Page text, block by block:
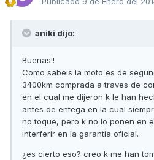
aniki dijo:
Buenas!!
Como sabeis la moto es de
3400km comprada a traves de
en el cual me dijeron k le han
antes de entega en la cual
no toque, pero k no lo ponen en
interferir en la garantia oficial.
¿es cierto eso? creo k me han